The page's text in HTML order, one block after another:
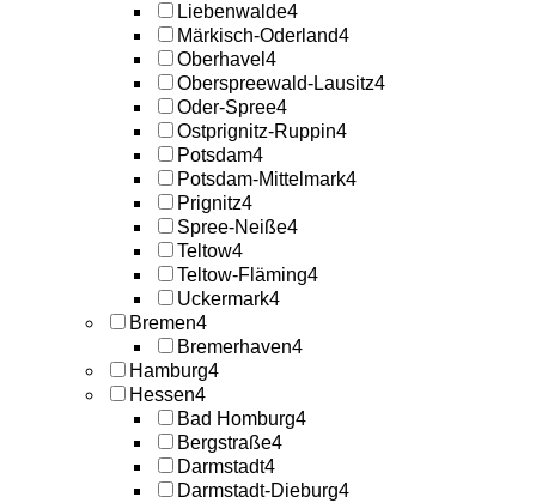
Liebenwalde4
Märkisch-Oderland4
Oberhavel 4
Oberspreewald-Lausitz4
Oder-Spree4
Ostprignitz-Ruppin4
Potsdam4
Potsdam-Mittelmark4
Prignitz4
Spree-Neiße4
Teltow4
Teltow-Fläming4
Uckermark4
Bremen4
Bremerhaven4
Hamburg4
Hessen4
Bad Homburg4
Bergstraße4
Darmstadt4
Darmstadt-Dieburg4